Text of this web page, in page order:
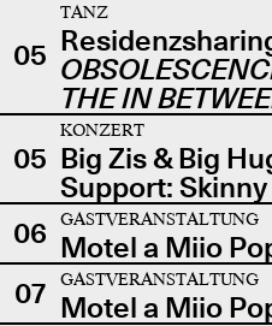
05
TANZ
THE IN
05
KONZERT
Big Zis & Big
Support: Skinny
06
GASTVERANSTALTUNG
Motel a Miio
07
GASTVERANSTALTUNG
Motel a Miio